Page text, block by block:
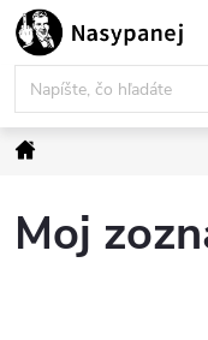
Prejsť
na
obsah
Domov
Moj